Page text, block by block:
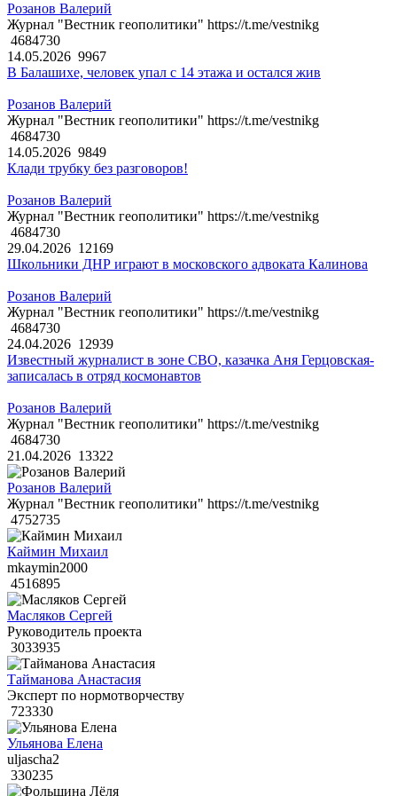
Розанов Валерий
Журнал "Вестник геополитики" https://t.me/vestnikg
4684730
14.05.2026 9967
В Балашихе, человек упал с 14 этажа и остался жив
Розанов Валерий
Журнал "Вестник геополитики" https://t.me/vestnikg
4684730
14.05.2026 9849
Клади трубку без разговоров!
Розанов Валерий
Журнал "Вестник геополитики" https://t.me/vestnikg
4684730
29.04.2026 12169
Школьники ДНР играют в московского адвоката Калинова
Розанов Валерий
Журнал "Вестник геополитики" https://t.me/vestnikg
4684730
24.04.2026 12939
Известный журналист в зоне СВО, казачка Аня Герцовская-
записалась в отряд космонавтов
Розанов Валерий
Журнал "Вестник геополитики" https://t.me/vestnikg
4684730
21.04.2026 13322
Розанов Валерий
Журнал "Вестник геополитики" https://t.me/vestnikg
4752735
Каймин Михаил
mkaymin2000
4516895
Масляков Сергей
Руководитель проекта
3033935
Тайманова Анастасия
Эксперт по нормотворчеству
723330
Ульянова Елена
uljascha2
330235